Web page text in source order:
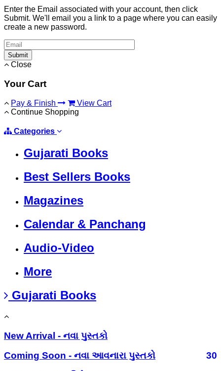
Enter the Email associated with your account, then click
Submit. We'll email you a link to a page where you can easily
create a new password.
Submit
Close
Your Cart
Pay & Finish
View Cart
Continue Shopping
Categories
Gujarati Books
Best Sellers Books
Magazines
Calendar & Panchang
Audio-Video
More
Gujarati Books
New Arrival - નવા પુસ્તકો
Coming Soon - નવા આવનારા પુસ્તકો
30